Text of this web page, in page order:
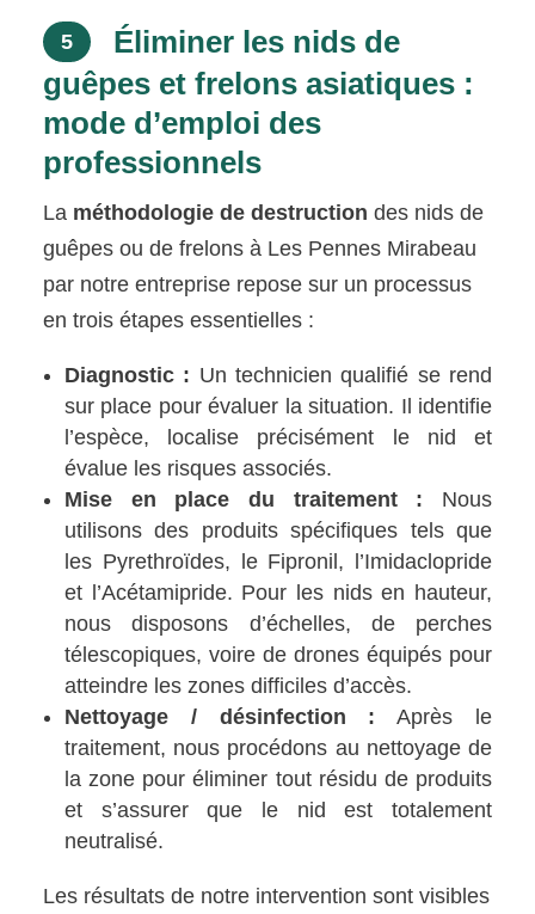
5
Éliminer les nids de
guêpes et frelons asiatiques :
mode d’emploi des
professionnels
La méthodologie de destruction des nids de
guêpes ou de frelons à Les Pennes Mirabeau
par notre entreprise repose sur un processus
en trois étapes essentielles :
Diagnostic : Un technicien qualifié se rend
sur place pour évaluer la situation. Il identifie
l’espèce, localise précisément le nid et
évalue les risques associés.
Mise en place du traitement : Nous
utilisons des produits spécifiques tels que
les Pyrethroïdes, le Fipronil, l’Imidaclopride
et l’Acétamipride. Pour les nids en hauteur,
nous disposons d’échelles, de perches
télescopiques, voire de drones équipés pour
atteindre les zones difficiles d’accès.
Nettoyage / désinfection : Après le
traitement, nous procédons au nettoyage de
la zone pour éliminer tout résidu de produits
et s’assurer que le nid est totalement
neutralisé.
Les résultats de notre intervention sont visibles